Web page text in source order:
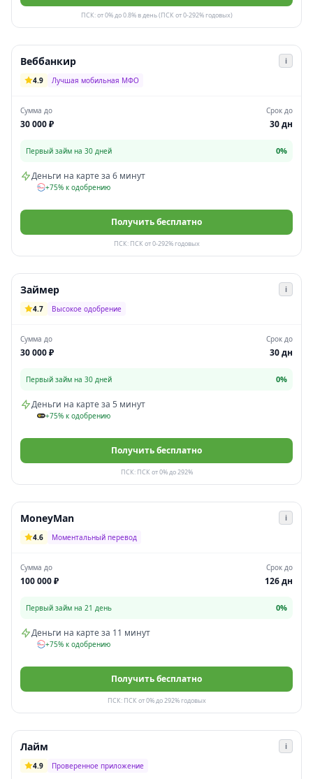
ПСК: от 0% до 0.8% в день (ПСК от 0-292% годовых)
Веббанкир
i
4.9
Лучшая мобильная МФО
Сумма до
30 000 ₽
Срок до
30 дн
Первый займ на 30 дней 0%
Деньги на карте за 6 минут
+75% к одобрению
Получить бесплатно
ПСК: ПСК от 0-292% годовых
Займер
i
4.7
Высокое одобрение
Сумма до
30 000 ₽
Срок до
30 дн
Первый займ на 30 дней 0%
Деньги на карте за 5 минут
+75% к одобрению
Получить бесплатно
ПСК: ПСК от 0% до 292%
MoneyMan
i
4.6
Моментальный перевод
Сумма до
100 000 ₽
Срок до
126 дн
Первый займ на 21 день 0%
Деньги на карте за 11 минут
+75% к одобрению
Получить бесплатно
ПСК: ПСК от 0% до 292% годовых
Лайм
i
4.9
Проверенное приложение